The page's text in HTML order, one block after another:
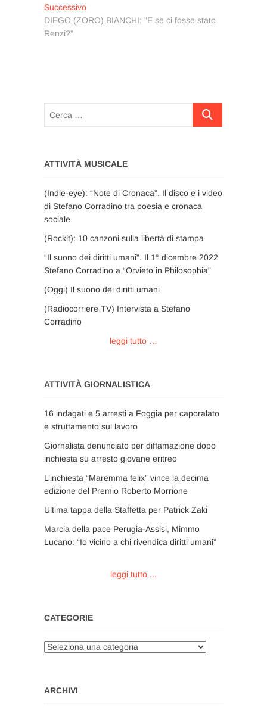
SuccessivoArticolo
successivo:
DIEGO (ZORO) BIANCHI: "E se ci fosse stato
Renzi?"
Cerca
ATTIVITÀ MUSICALE
(Indie-eye): “Note di Cronaca”. Il disco e i video
di Stefano Corradino tra poesia e cronaca
sociale
(Rockit): 10 canzoni sulla libertà di stampa
“Il suono dei diritti umani”. Il 1° dicembre 2022
Stefano Corradino a “Orvieto in Philosophia”
(Oggi) Il suono dei diritti umani
(Radiocorriere TV) Intervista a Stefano
Corradino
leggi tutto …
ATTIVITÀ GIORNALISTICA
16 indagati e 5 arresti a Foggia per caporalato
e sfruttamento sul lavoro
Giornalista denunciato per diffamazione dopo
inchiesta su arresto giovane eritreo
L’inchiesta “Maremma felix” vince la decima
edizione del Premio Roberto Morrione
Ultima tappa della Staffetta per Patrick Zaki
Marcia della pace Perugia-Assisi, Mimmo
Lucano: “Io vicino a chi rivendica diritti umani”
leggi tutto ...
CATEGORIE
Categorie
ARCHIVI